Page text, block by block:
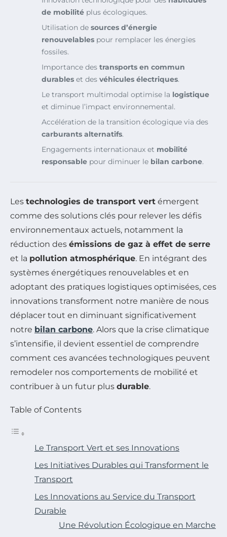
de mobilité plus écologiques.
Utilisation de sources d’énergie
renouvelables pour remplacer les énergies
fossiles.
Importance des transports en commun
durables et des véhicules électriques.
Le transport multimodal optimise la logistique
et diminue l’impact environnemental.
Accélération de la transition écologique via des
carburants alternatifs.
Engagements internationaux et mobilité
responsable pour diminuer le bilan carbone.
Les technologies de transport vert émergent
comme des solutions clés pour relever les défis
environnementaux actuels, notamment la
réduction des émissions de gaz à effet de serre
et la pollution atmosphérique. En intégrant des
systèmes énergétiques renouvelables et en
adoptant des pratiques logistiques optimisées, ces
innovations transforment notre manière de nous
déplacer tout en diminuant significativement
notre bilan carbone. Alors que la crise climatique
s’intensifie, il devient essentiel de comprendre
comment ces avancées technologiques peuvent
remodeler nos comportements de mobilité et
contribuer à un futur plus durable.
Table of Contents
Le Transport Vert et ses Innovations
Les Initiatives Durables qui Transforment le
Transport
Les Innovations au Service du Transport
Durable
Une Révolution Écologique en Marche